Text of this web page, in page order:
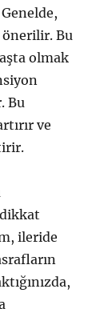
önerilir. Bu
olmak
Bu
ve
ileride